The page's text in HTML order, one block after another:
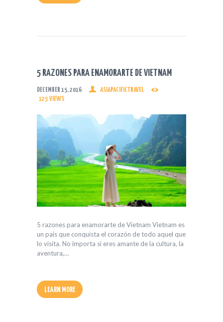
5 RAZONES PARA ENAMORARTE DE VIETNAM
DECEMBER 15, 2016
ASIAPACIFICTRAVEL
125 VIEWS
5 razones para enamorarte de Vietnam Vietnam es
un país que conquista el corazón de todo aquel que
lo visita. No importa si eres amante de la cultura, la
aventura,…
LEARN MORE